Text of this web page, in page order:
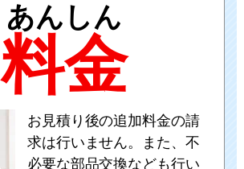
あんしん
料金
お見積り後の追加料金の請
求は行いません。また、不
必要な部品交換なども行い